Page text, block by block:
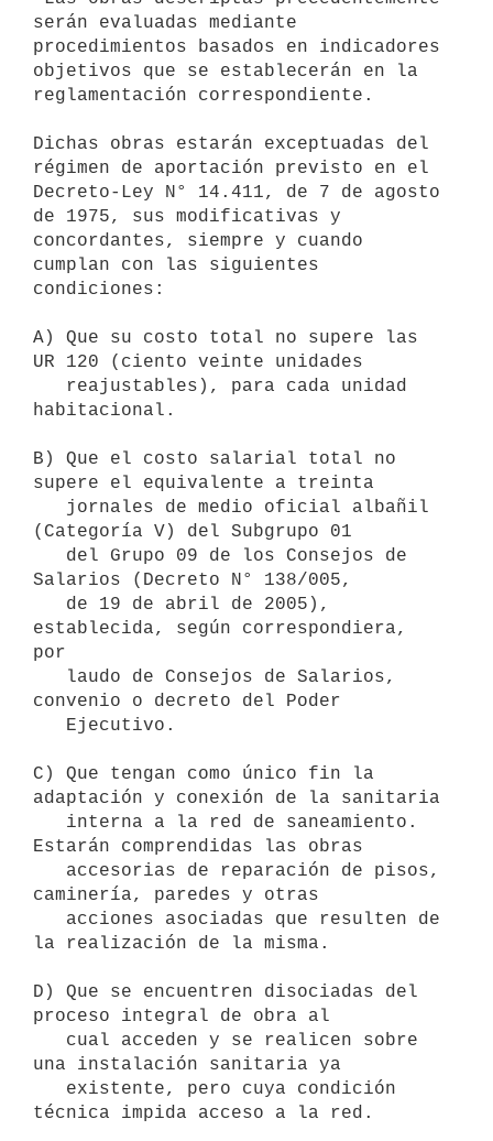
serán evaluadas mediante
procedimientos basados en indicadores
objetivos que se establecerán en la
reglamentación correspondiente.
Dichas obras estarán exceptuadas del
régimen de aportación previsto en el
Decreto-Ley N° 14.411, de 7 de agosto
de 1975, sus modificativas y
concordantes, siempre y cuando
cumplan con las siguientes
condiciones:
A) Que su costo total no supere las
UR 120 (ciento veinte unidades
habitacional.
B) Que el costo salarial total no
supere el equivalente a treinta
(Categoría V) del Subgrupo 01
Salarios (Decreto N° 138/005,
establecida, según correspondiera,
por
convenio o decreto del Poder
C) Que tengan como único fin la
adaptación y conexión de la sanitaria
Estarán comprendidas las obras
caminería, paredes y otras
la realización de la misma.
D) Que se encuentren disociadas del
proceso integral de obra al
una instalación sanitaria ya
técnica impida acceso a la red.